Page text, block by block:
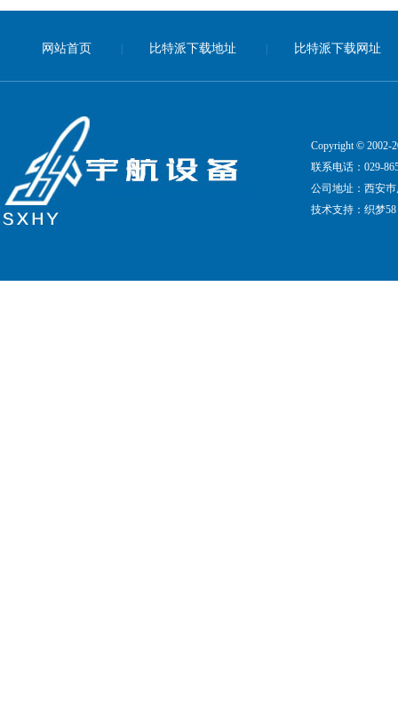
网站首页 | 比特派下载地址 | 比特派下载网址
Copyright © 2002-
联系电话：029-
公司地址：西安
技术支持： 织梦58